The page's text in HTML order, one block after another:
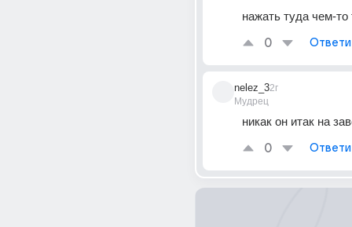
нажать туда чем-то
0
nelez_3
Мудрец
2г
никак он итак на
0